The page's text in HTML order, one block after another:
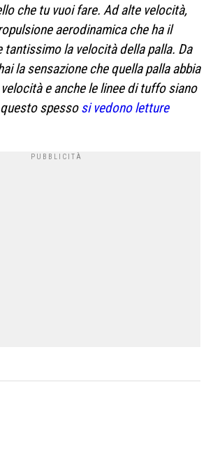
che tu vuoi fare. Ad alte velocità,
aerodinamica che ha il
tantissimo la velocità della palla. Da
la sensazione che quella palla abbia
e anche le linee di tuffo siano
spessosi vedono letture